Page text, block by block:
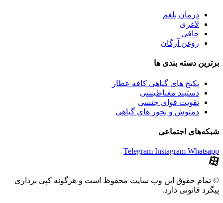
درمان بلغم
لاغری
چاقی
روغن آرگان
برترین‌ دسته بندی ها
پکیج های گیاهی کافه عطار
دستبند مغناطیسی
تقویت قوای جنسی
دمنوش و بخور های گیاهی
شبکه‌های اجتماعی
Telegram Instagram Whatsapp
© تمام حقوق این وب سایت محفوظ است و هرگونه کپی برداری
پیگرد قانونی دارد.